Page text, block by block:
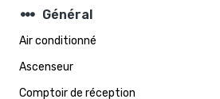
steppers Général
Air conditionné
Ascenseur
Comptoir de réception